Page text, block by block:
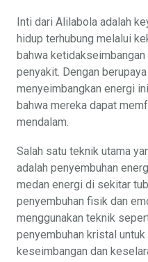
Inti dari Alilabola adalah
hidup terhubung melalui
bahwa
penyakit. Dengan
menyeimbangkan energi
bahwa mereka dapat
mendalam.
Salah satu teknik utama
adalah penyembuhan
medan energi di sekitar
penyembuhan fisik dan
menggunakan teknik
penyembuhan kristal
keseimbangan dan